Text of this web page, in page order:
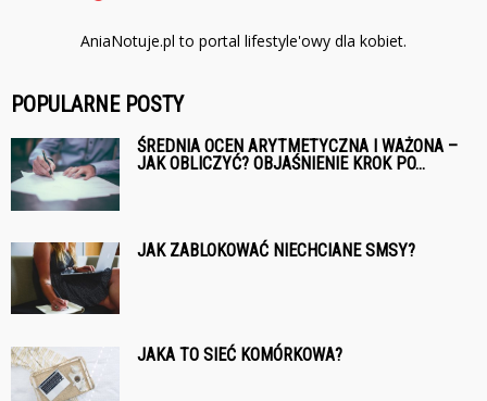
AniaNotuje.pl to portal lifestyle'owy dla kobiet.
POPULARNE POSTY
ŚREDNIA OCEN ARYTMETYCZNA I WAŻONA –
JAK OBLICZYĆ? OBJAŚNIENIE KROK PO...
JAK ZABLOKOWAĆ NIECHCIANE SMSY?
JAKA TO SIEĆ KOMÓRKOWA?